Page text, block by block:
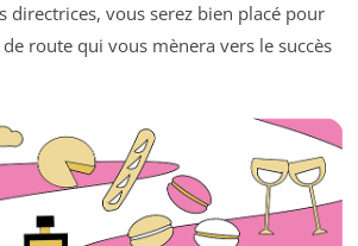
directrices, vous serez bien placé pour
route qui vous mènera vers le succès